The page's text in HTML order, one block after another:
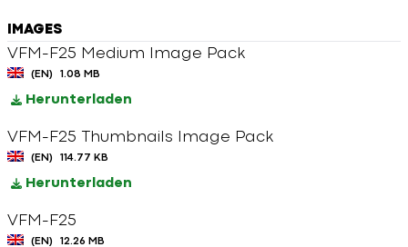
IMAGES
VFM-F25 Medium Image Pack
(EN) 1.08 MB
Herunterladen
VFM-F25 Thumbnails Image Pack
(EN) 114.77 KB
Herunterladen
VFM-F25
(EN) 12.26 MB